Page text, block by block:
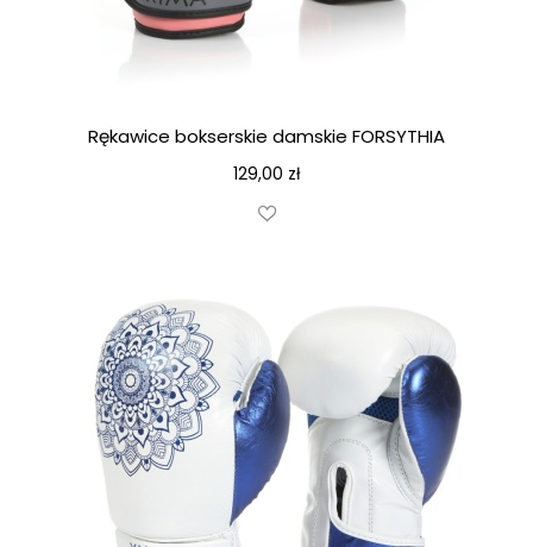
Rękawice bokserskie damskie FORSYTHIA
129,00 zł